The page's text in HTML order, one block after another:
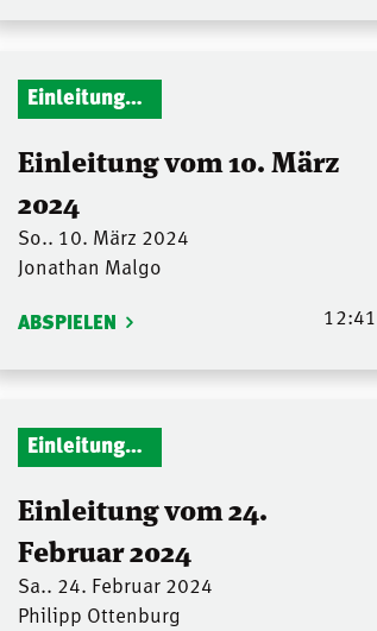
Einleitungen Gottesdienst
Einleitung vom 10. März
2024
So.. 10. März 2024
Jonathan Malgo
ABSPIELEN 12:41
Einleitungen Gottesdienst
Einleitung vom 24.
Februar 2024
Sa.. 24. Februar 2024
Philipp Ottenburg